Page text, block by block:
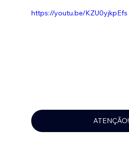
https://youtu.be/KZU0yjkpEfs
ATENÇÃO!